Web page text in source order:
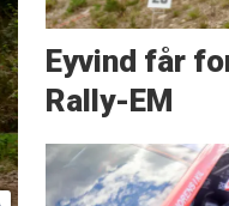
Eyvind får
Rally-EM